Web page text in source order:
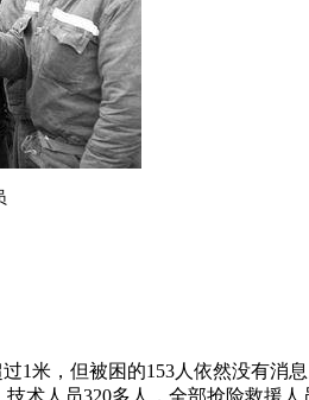
1米，但被困的153人依然没有消
术人员320多人，全部抢险救援人